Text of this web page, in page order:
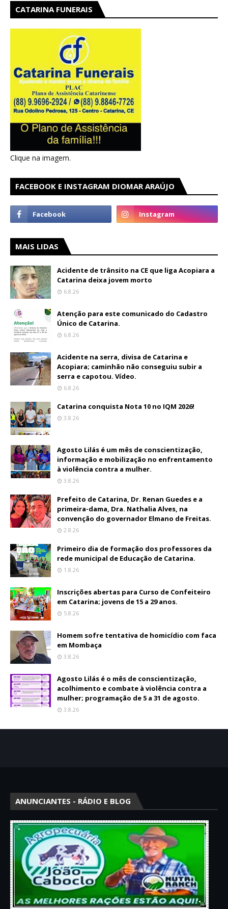
CATARINA FUNERAIS
Clique na imagem.
FACEBOOK E INSTAGRAM DIOMAR ARAÚJO
MAIS LIDAS
Acidente de trânsito na CE que liga Acopiara a
Catarina deixa jovem morto
6.8.26
Atenção para este comunicado do Cadastro
Único de Catarina.
6.8.26
Acidente na serra, divisa de Catarina e
Acopiara; caminhão não conseguiu subir a
serra e capotou. Vídeo.
6.8.26
Catarina conquista Nota 10 no IQM 2026!
3.8.26
Agosto Lilás é um mês de conscientização,
informação e mobilização no enfrentamento
à violência contra a mulher.
3.8.26
Prefeito de Catarina, Dr. Renan Guedes e a
primeira-dama, Dra. Nathalia Alves, na
convenção do governador Elmano de Freitas.
2.8.26
Primeiro dia de formação dos professores da
rede municipal de Educação de Catarina.
1.8.26
Inscrições abertas para Curso de Confeiteiro
em Catarina; jovens de 15 a 29 anos.
5.8.26
Homem sofre tentativa de homicídio com faca
em Mombaça
3.8.26
Agosto Lilás é o mês de conscientização,
acolhimento e combate à violência contra a
mulher; programação de 5 a 31 de agosto.
3.8.26
ANUNCIANTES - RÁDIO E BLOG